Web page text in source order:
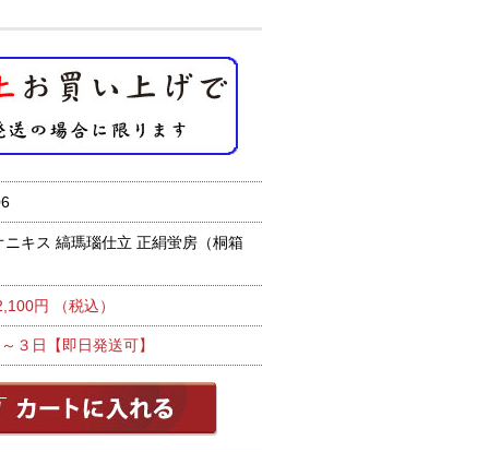
キス 縞瑪瑙仕立 正絹蛍房（桐箱
円 （税込）
３日【即日発送可】